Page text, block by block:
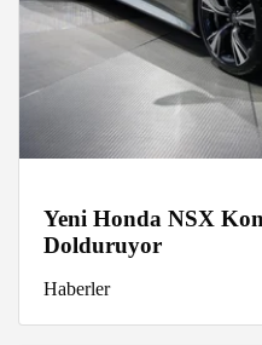
Yeni Honda NSX
Dolduruyor
Haberler